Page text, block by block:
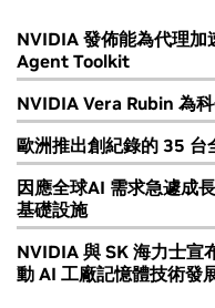
NVIDIA 發佈能為代理
Agent Toolkit
NVIDIA Vera Rubin 為
歐洲推出創紀錄的 35
因應全球AI 需求急遽成
基礎設施
NVIDIA 與 SK 海力士宣
動 AI 工廠記憶體技術發